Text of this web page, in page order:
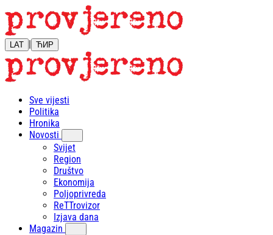
LAT | ЋИР
Sve vijesti
Politika
Hronika
Novosti
Svijet
Region
Društvo
Ekonomija
Poljoprivreda
ReTTrovizor
Izjava dana
Magazin